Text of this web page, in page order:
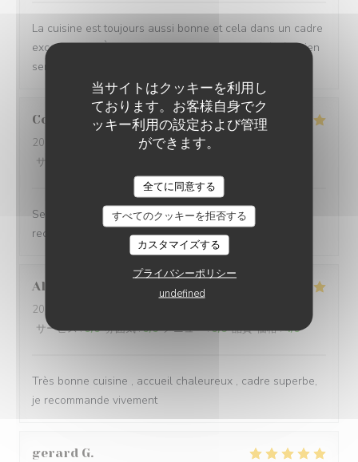
当サイトはクッキーを利用し
ております。お客様自身でク
ッキー利用の設定および管理
ができます。
全てに同意する
すべてのクッキーを拒否する
カスタマイズする
プライバシーポリシー
undefined
La cuisine est toujours aussi bonne et cela dans un cadre
exceptionnel. À noter que nous avons aussi été très bien
servis.
Coralie M
2026-08-09
- 13:30 - ゲスト 6
サービス
Service et cuisine super Avec vue magnifique 🤩 Je
recommande plus plus
Alexandra
2026-08-09
サービス:5/5 雰囲気:5/5 メニュー:5/5 品質-価格:4/5
Très bonne cuisine , accueil chaleureux , cadre superbe,
je recommande vivement
gerard G
LA PLAGE DE L'ÎLE D'OR